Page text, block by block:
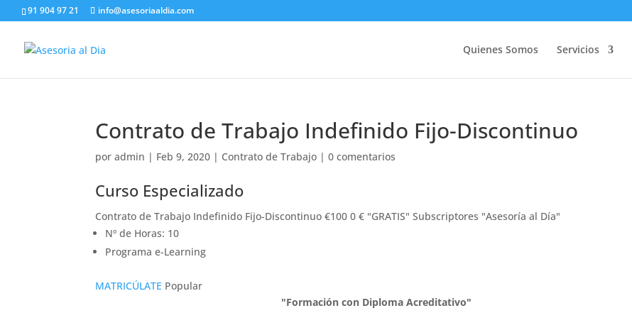
91 904 97 21 info@asesoriaaldia.com
Quienes Somos Servicios
Contrato de Trabajo Indefinido Fijo-Discontinuo
poradmin | Feb 9, 2020 | Contrato de Trabajo |0 comentarios
Curso Especializado
Contrato de Trabajo Indefinido Fijo-Discontinuo €100 0 € "GRATIS" Subscriptores "Asesoría al Día"
Nº de Horas: 10
Programa e-Learning
MATRICÚLATE Popular
"Formación con Diploma Acreditativo"